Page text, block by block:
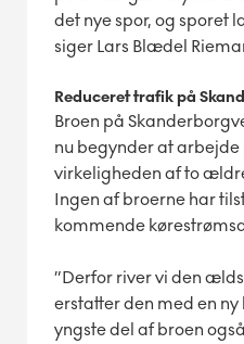
det nye spor, og sporet
siger Lars Blædel
Reduceret trafik på
Broen på
nu begynder at arbejde
virkeligheden af to
Ingen af broerne har
kommende
”Derfor river vi den
erstatter den med en ny
yngste del af broen